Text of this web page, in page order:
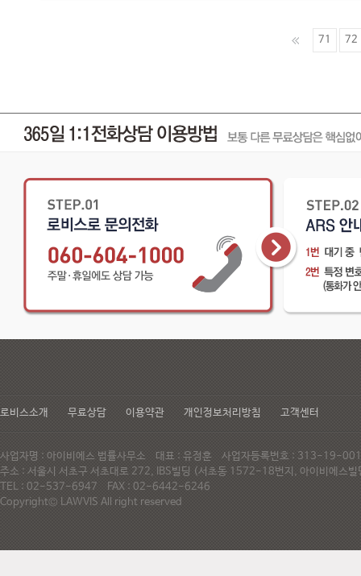
71 72
로비스소개 무료상담 이용약관 개인정보처리방침 고객센터
사업자명 : 아이비에스 법률사무소 대표 : 유정훈 사업자등록번호 : 313-19-
주소 : 서울시 서초구 서초대로 272, IBS빌딩 (서초동 1572-18번지, 아이비에스
TEL : 02-537-6947 FAX : 02-6442-6246
Copyright© LAWVIS All right reserved